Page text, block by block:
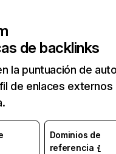
de backlinks
la puntuación de
de enlaces externos
Dominios de
referencia